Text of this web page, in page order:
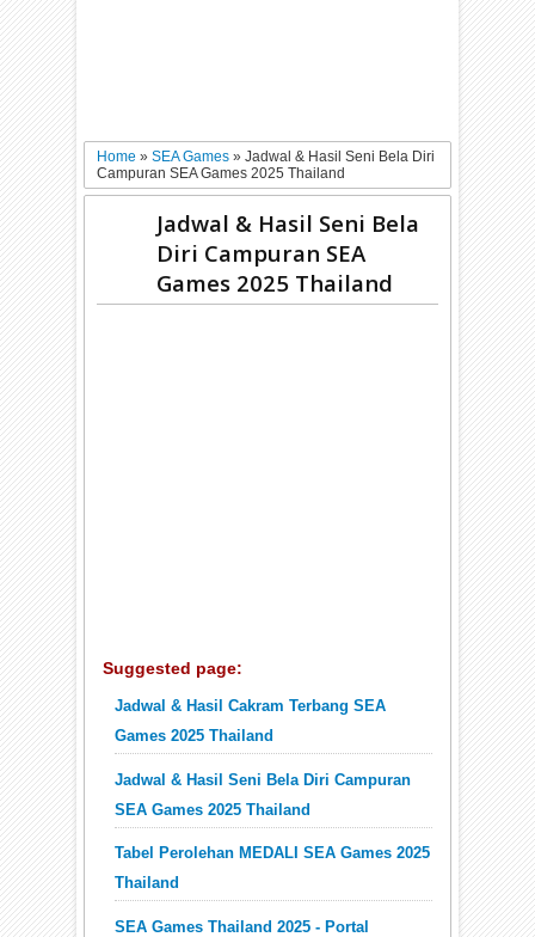
Home»SEA Games»Jadwal & Hasil Seni Bela Diri
Campuran SEA Games 2025 Thailand
Jadwal & Hasil Seni Bela
Diri Campuran SEA
Games 2025 Thailand
Suggested page:
Jadwal & Hasil Cakram Terbang SEA
Games 2025 Thailand
Jadwal & Hasil Seni Bela Diri Campuran
SEA Games 2025 Thailand
Tabel Perolehan MEDALI SEA Games 2025
Thailand
SEA Games Thailand 2025 - Portal